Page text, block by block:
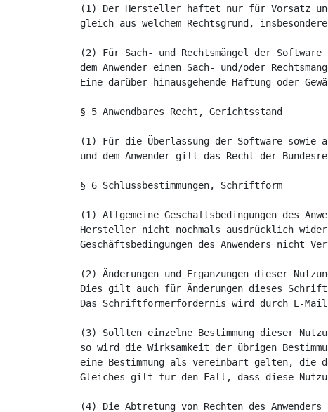
(1) Der Hersteller haftet nur für Vorsatz und
gleich aus welchem Rechtsgrund,
(2) Für Sach- und Rechtsmängel der
dem Anwender einen Sach- und/oder
Eine darüber hinausgehende Haftung oder
§ 5 Anwendbares Recht, Gerichtsstand
(1) Für die Überlassung der Software sowie
und dem Anwender gilt das Recht der
§ 6 Schlussbestimmungen, Schriftform
(1) Allgemeine Geschäftsbedingungen des
Hersteller nicht nochmals ausdrücklich
Geschäftsbedingungen des Anwenders nicht
(2) Änderungen und Ergänzungen dieser
Dies gilt auch für Änderungen dieses
Das Schriftformerfordernis wird durch E-
(3) Sollten einzelne Bestimmung dieser
so wird die Wirksamkeit der übrigen
eine Bestimmung als vereinbart gelten, die
Gleiches gilt für den Fall, dass diese
(4) Die Abtretung von Rechten des